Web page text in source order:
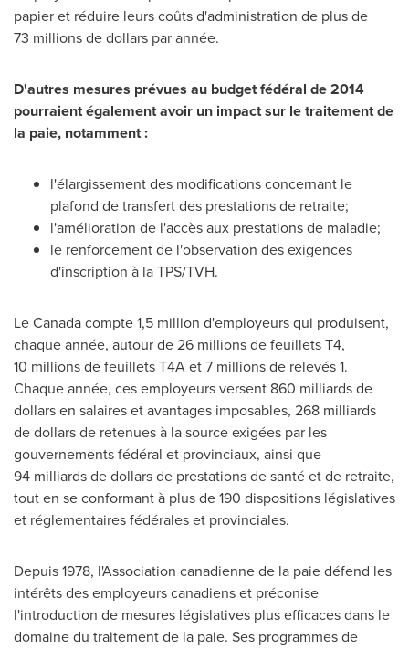
papier et réduire leurs coûts d'administration de plus de
73 millions de dollars par année.
D'autres mesures prévues au budget fédéral de 2014
pourraient également avoir un impact sur le traitement de
la paie, notamment :
l'élargissement des modifications concernant le
plafond de transfert des prestations de retraite;
l'amélioration de l'accès aux prestations de maladie;
le renforcement de l'observation des exigences
d'inscription à la TPS/TVH.
Le Canadacompte 1,5 million d'employeurs qui produisent,
chaque année, autour de 26 millions de feuillets T4,
10 millions de feuillets T4A et 7 millions de relevés 1.
Chaque année, ces employeurs versent 860 milliards de
dollars en salaires et avantages imposables, 268 milliards
de dollars de retenues à la source exigées par les
gouvernements fédéral et provinciaux, ainsi que
94 milliards de dollars de prestations de santé et de retraite,
tout en se conformant à plus de 190 dispositions législatives
et réglementaires fédérales et provinciales.
Depuis 1978, l'Association canadienne de la paie défend les
intérêts des employeurs canadiens et préconise
l'introduction de mesures législatives plus efficaces dans le
domaine du traitement de la paie. Ses programmes de